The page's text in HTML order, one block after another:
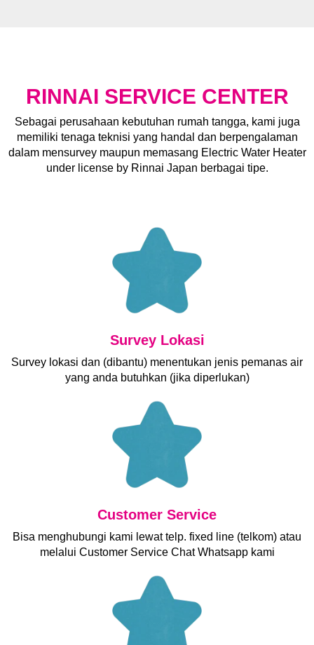
RINNAI SERVICE CENTER
Sebagai perusahaan kebutuhan rumah tangga, kami juga
memiliki tenaga teknisi yang handal dan berpengalaman
dalam mensurvey maupun memasang Electric Water Heater
under license by Rinnai Japan berbagai tipe.
Survey Lokasi
Survey lokasi dan (dibantu) menentukan jenis pemanas air
yang anda butuhkan (jika diperlukan)
Customer Service
Bisa menghubungi kami lewat telp. fixed line (telkom) atau
melalui Customer Service Chat Whatsapp kami